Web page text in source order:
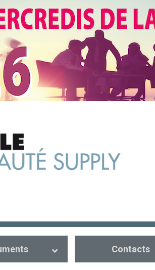
Contacts